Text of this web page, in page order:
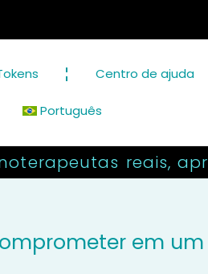
Áudio
Centro de ajuda
Português
reais,
em